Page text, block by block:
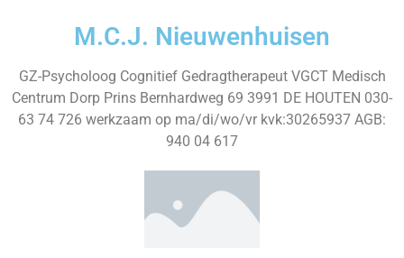
M.C.J. Nieuwenhuisen
GZ-Psycholoog Cognitief Gedragtherapeut VGCT Medisch
Centrum Dorp Prins Bernhardweg 69 3991 DE HOUTEN 030-
63 74 726 werkzaam op ma/di/wo/vr kvk:30265937 AGB:
940 04 617